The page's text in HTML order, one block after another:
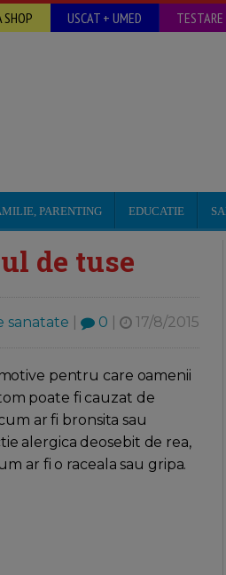
SHOP USCAT + UMED TESTARE
PARENTING EDUCATIE
de tuse
sanatate 0 17/8/2015
pentru care oamenii
poate fi cauzat de
ar fi bronsita sau
alergica deosebit de rea,
ar fi o raceala sau gripa.